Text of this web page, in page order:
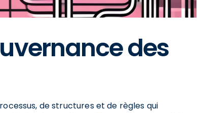
des
de structures et de règles qui